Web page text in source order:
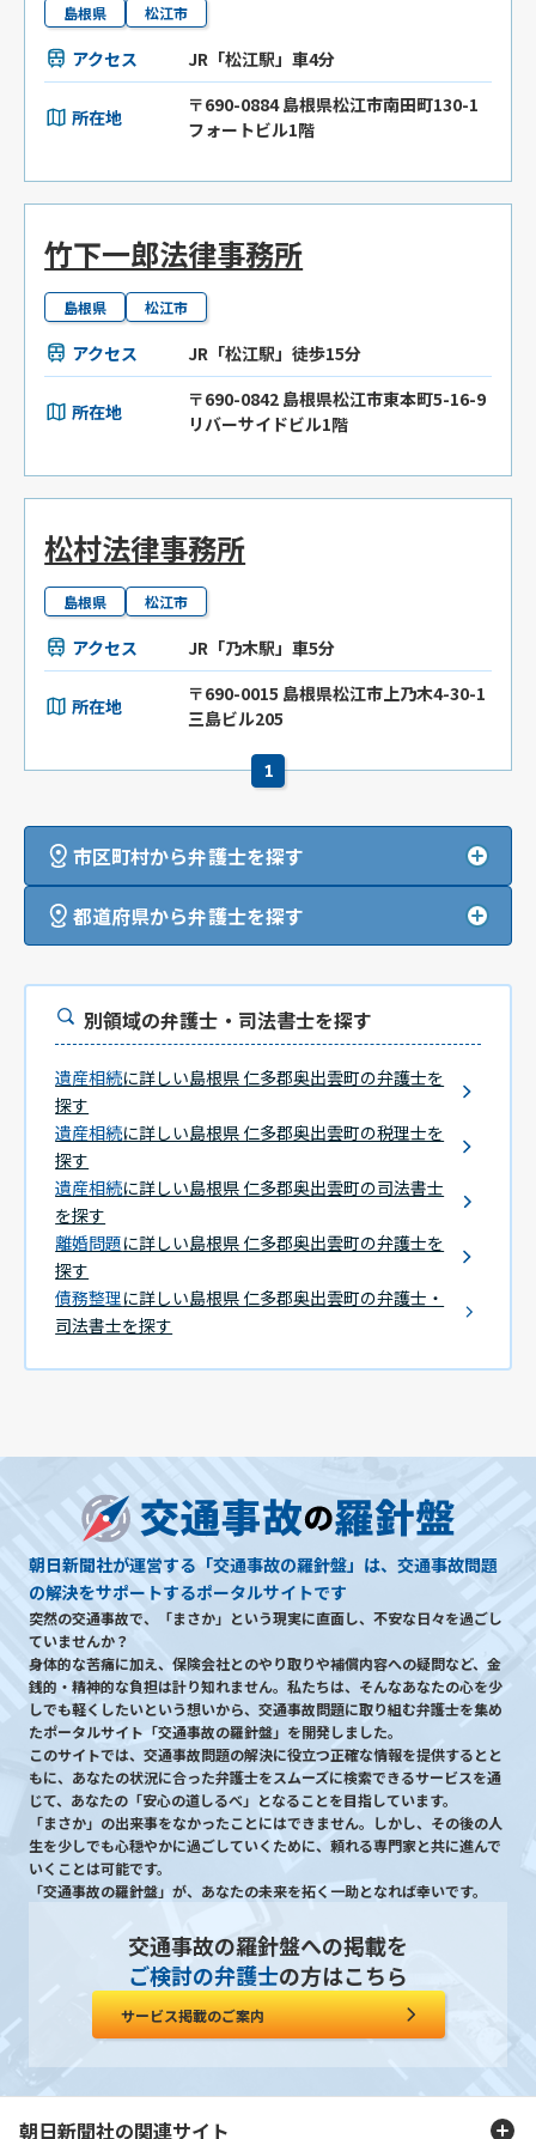
島根県 松江市
アクセス JR「松江駅」車4分
所在地
〒690-0884 島根県松江市南田町130-1
フォートビル1階
竹下一郎法律事務所
島根県 松江市
アクセス JR「松江駅」徒歩15分
所在地
〒690-0842 島根県松江市東本町5-16-9
リバーサイドビル1階
松村法律事務所
島根県 松江市
アクセス JR「乃木駅」車5分
所在地
〒690-0015 島根県松江市上乃木4-30-1
三島ビル205
1
市区町村から弁護士を探す
都道府県から弁護士を探す
別領域の弁護士・司法書士を探す
遺産相続に詳しい島根県 仁多郡奥出雲町の弁護士を
探す
遺産相続に詳しい島根県 仁多郡奥出雲町の税理士を
探す
遺産相続に詳しい島根県 仁多郡奥出雲町の司法書士
を探す
離婚問題に詳しい島根県 仁多郡奥出雲町の弁護士を
探す
債務整理に詳しい島根県 仁多郡奥出雲町の弁護士・
司法書士を探す
朝日新聞社が運営する「交通事故の羅針盤」は、交通事故問題
の解決をサポートするポータルサイトです
突然の交通事故で、「まさか」という現実に直面し、不安な日々を過ごし
ていませんか？
身体的な苦痛に加え、保険会社とのやり取りや補償内容への疑問など、金
銭的・精神的な負担は計り知れません。私たちは、そんなあなたの心を少
しでも軽くしたいという想いから、交通事故問題に取り組む弁護士を集め
たポータルサイト「交通事故の羅針盤」を開発しました。
このサイトでは、交通事故問題の解決に役立つ正確な情報を提供するとと
もに、あなたの状況に合った弁護士をスムーズに検索できるサービスを通
じて、あなたの「安心の道しるべ」となることを目指しています。
「まさか」の出来事をなかったことにはできません。しかし、その後の人
生を少しでも心穏やかに過ごしていくために、頼れる専門家と共に進んで
いくことは可能です。
「交通事故の羅針盤」が、あなたの未来を拓く一助となれば幸いです。
交通事故の羅針盤への掲載を
ご検討の弁護士の方はこちら
サービス掲載のご案内
朝日新聞社の関連サイト